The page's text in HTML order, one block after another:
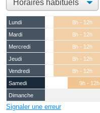
Lundi 8h - 12h
Mardi
8h - 12h
Mercredi
8h - 12h
Jeudi
8h - 12h
Vendredi
8h - 12h
Samedi
9h - 12h
Dimanche
Signaler une erreur